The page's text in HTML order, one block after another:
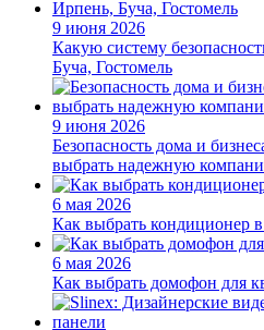
9 июня 2026
Какую систему
Буча, Гостомель
9 июня 2026
Безопасность дома и
выбрать надежную
6 мая 2026
Как выбрать кондиционер
6 мая 2026
Как выбрать домофон для